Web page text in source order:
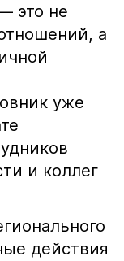
это не
а
уже
и коллег
действия